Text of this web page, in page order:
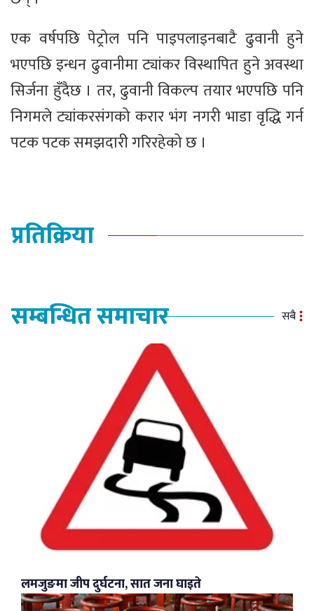
एक वर्षपछि पेट्रोल पनि पाइपलाइनबाटै ढुवानी हुने
भएपछि इन्धन ढुवानीमा ट्यांकर विस्थापित हुने अवस्था
सिर्जना हुँदैछ । तर, ढुवानी विकल्प तयार भएपछि पनि
निगमले ट्यांकरसंगको करार भंग नगरी भाडा वृद्धि गर्न
पटक पटक समझदारी गरिरहेको छ ।
प्रतिक्रिया
सम्बन्धित समाचार सबै
लमजुङमा जीप दुर्घटना, सात जना घाइते